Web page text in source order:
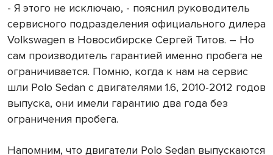
- Я этого не исключаю, - пояснил руководитель
сервисного подразделения официального дилера
Volkswagen в Новосибирске Сергей Титов. – Но
сам производитель гарантией именно пробега не
ограничивается. Помню, когда к нам на сервис
шли Polo Sedan с двигателями 1.6, 2010-2012 годов
выпуска, они имели гарантию два года без
ограничения пробега.
Напомним, что двигатели Polo Sedan выпускаются